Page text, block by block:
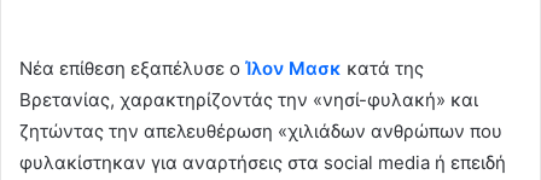
Νέα επίθεση εξαπέλυσε ο Ίλον Μασκ κατά της
Βρετανίας, χαρακτηρίζοντάς την «νησί-φυλακή» και
ζητώντας την απελευθέρωση «χιλιάδων ανθρώπων που
φυλακίστηκαν για αναρτήσεις στα social media ή επειδή